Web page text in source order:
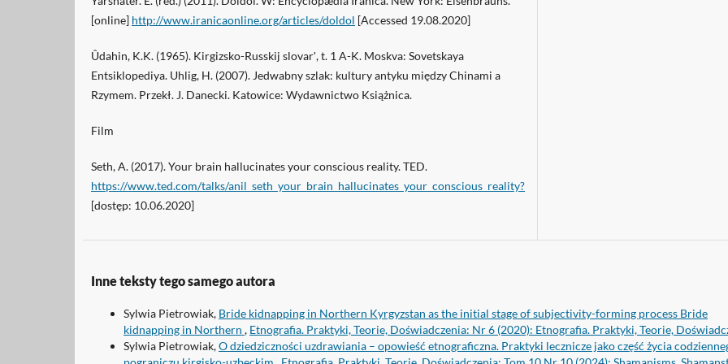
[online] http://www.iranicaonline.org/articles/doldol [Accessed 19.08.2020]
Ûdahin, K.K. (1965). Kirgizsko-Russkij slovarʹ, t. 1 A-K. Moskva: Sovetskaya
Entsiklopediya. Uhlig, H. (2007). Jedwabny szlak: kultury antyku między Chinami a
Rzymem. Przekł. J. Danecki. Katowice: Wydawnictwo Książnica.
Film
Seth, A. (2017). Your brain hallucinates your conscious reality. TED.
https://www.ted.com/talks/anil_seth_your_brain_hallucinates_your_conscious_reality?
[dostęp: 10.06.2020]
Inne teksty tego samego autora
Sylwia Pietrowiak, Bride kidnapping in Northern Kyrgyzstan as the initial stage of subjectivity-forming process Bride
kidnapping in Northern , Etnografia. Praktyki, Teorie, Doświadczenia: Nr 6 (2020): Etnografia. Praktyki, Teorie,
Sylwia Pietrowiak,O dziedziczności uzdrawiania – opowieść etnograficzna. Praktyki lecznicze jako część życia